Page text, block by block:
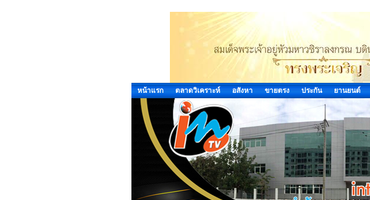
หน้าแรก ตลาดวิเคราะห์ อสังหา ขายตรง ประกัน ยานยนต์